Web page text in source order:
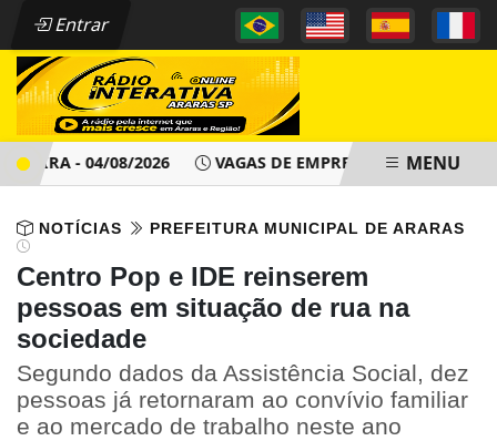
Entrar
- 04/08/2026 VAGAS DE EMPREGO - PAT ARARAS SP
MENU
NOTÍCIAS PREFEITURA MUNICIPAL DE ARARAS
Centro Pop e IDE reinserem
pessoas em situação de rua na
sociedade
Segundo dados da Assistência Social, dez
pessoas já retornaram ao convívio familiar
e ao mercado de trabalho neste ano